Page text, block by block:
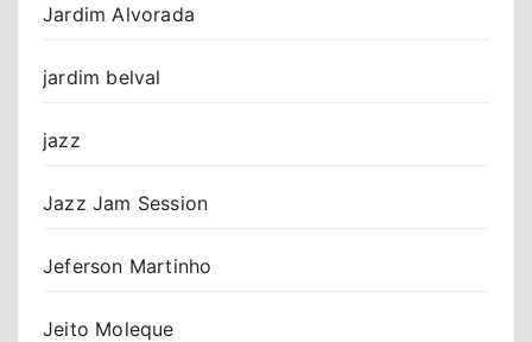
Jardim Alvorada
jardim belval
jazz
Jazz Jam Session
Jeferson Martinho
Jeito Moleque